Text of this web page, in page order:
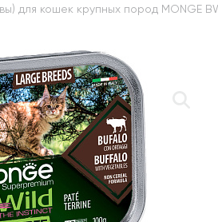
для кошек крупных пород MONGE